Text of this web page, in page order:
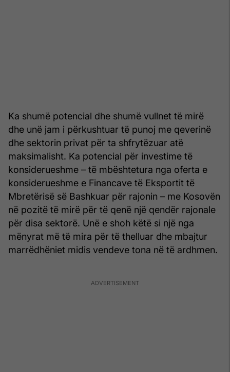
Ka shumë potencial dhe shumë vullnet të mirë
dhe unë jam i përkushtuar të punoj me qeverinë
dhe sektorin privat për ta shfrytëzuar atë
maksimalisht. Ka potencial për investime të
konsiderueshme – të mbështetura nga oferta e
konsiderueshme e Financave të Eksportit të
Mbretërisë së Bashkuar për rajonin – me Kosovën
në pozitë të mirë për të qenë një qendër rajonale
për disa sektorë. Unë e shoh këtë si një nga
mënyrat më të mira për të thelluar dhe mbajtur
marrëdhëniet midis vendeve tona në të ardhmen.